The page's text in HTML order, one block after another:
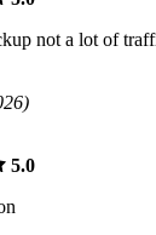
not a lot of
5.0